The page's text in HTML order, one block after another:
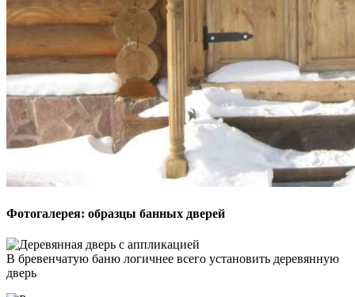
Фотогалерея: образцы банных дверей
В бревенчатую баню логичнее всего установить деревянную
дверь